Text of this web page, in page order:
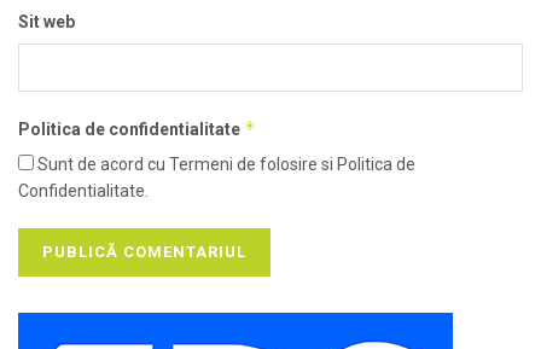
Sit web
Politica de confidentialitate *
Sunt de acord cu Termeni de folosire si Politica de
Confidentialitate.